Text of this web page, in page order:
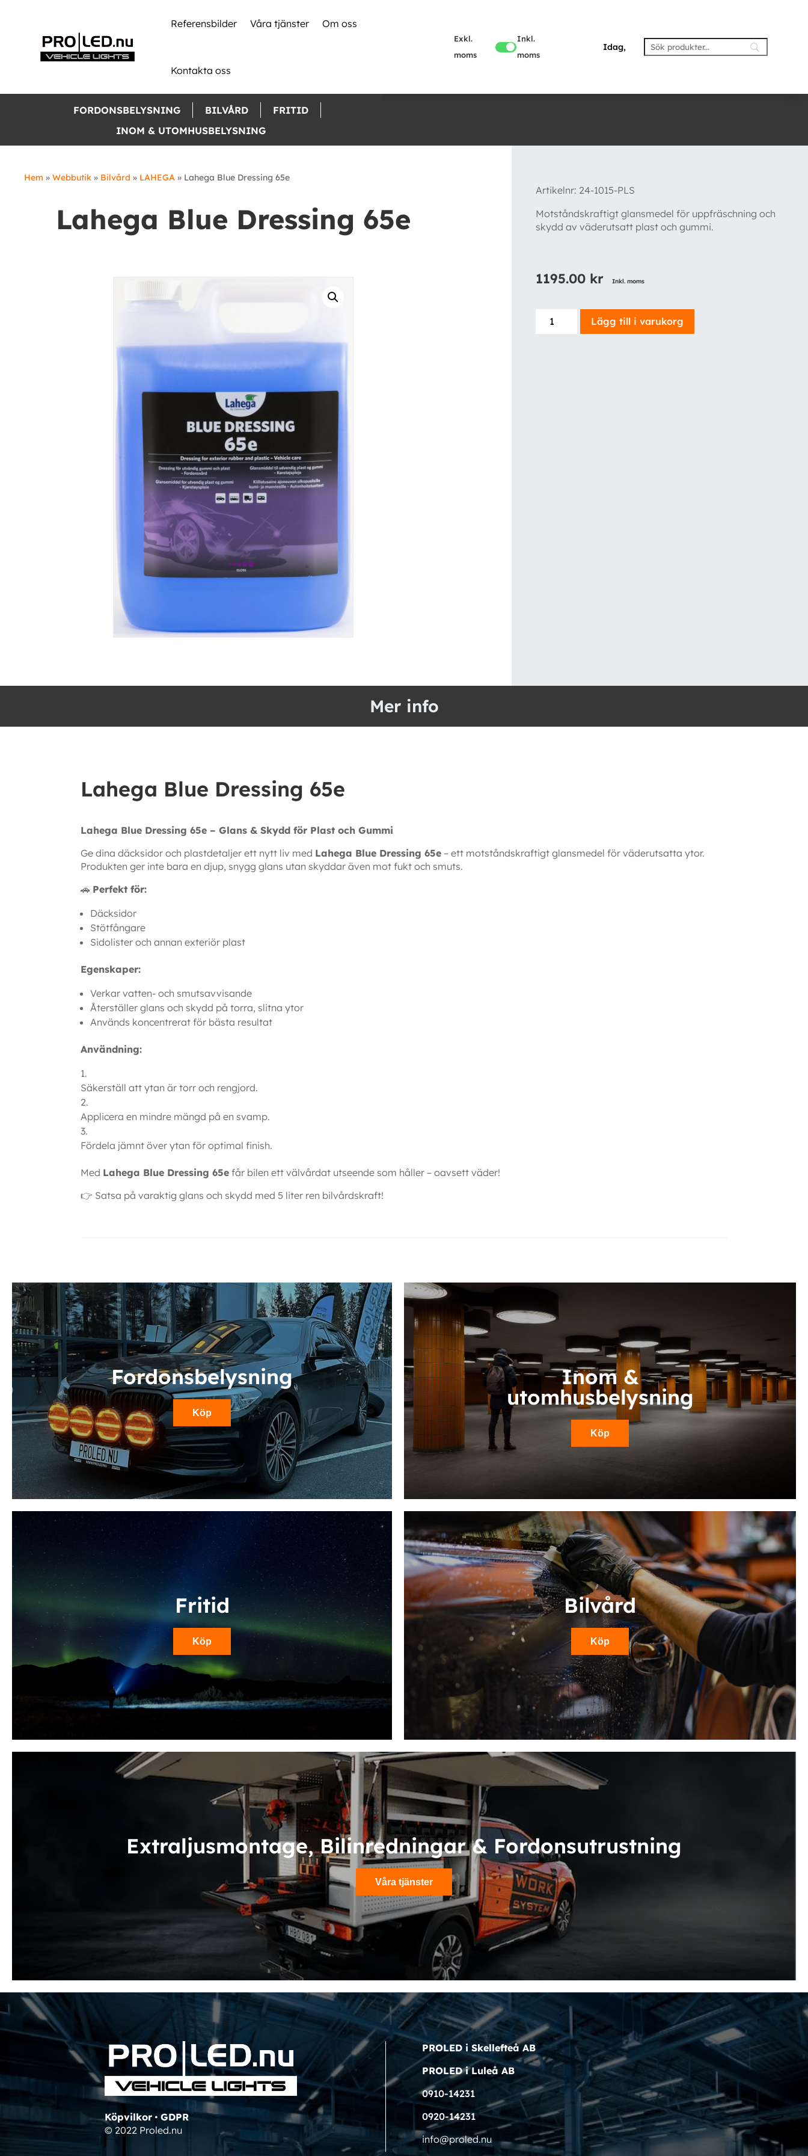
Referensbilder Våra tjänster Om oss
Kontakta oss
Exkl.
moms
Inkl.
moms
Idag,
FORDONSBELYSNING BILVÅRD
FRITID
INOM & UTOMHUSBELYSNING
Hem » Webbutik » Bilvård » LAHEGA » Lahega Blue Dressing 65e
Lahega Blue Dressing 65e
Artikelnr: 24-1015-PLS
Motståndskraftigt glansmedel för uppfräschning och
skydd av väderutsatt plast och gummi.
1195.00 kr Inkl. moms
Lahega
Lägg till i varukorg
Mer info
Lahega Blue Dressing 65e
Lahega Blue Dressing 65e – Glans & Skydd för Plast och Gummi
Ge dina däcksidor och plastdetaljer ett nytt liv med Lahega Blue Dressing 65e – ett motståndskraftigt glansmedel för väderutsatta ytor.
Produkten ger inte bara en djup, snygg glans utan skyddar även mot fukt och smuts.
🚗 Perfekt för:
Däcksidor
Stötfångare
Sidolister och annan exteriör plast
Egenskaper:
Verkar vatten- och smutsavvisande
Återställer glans och skydd på torra, slitna ytor
Används koncentrerat för bästa resultat
Användning:
Säkerställ att ytan är torr och rengjord.
Applicera en mindre mängd på en svamp.
Fördela jämnt över ytan för optimal finish.
Med Lahega Blue Dressing 65e får bilen ett välvårdat utseende som håller – oavsett väder!
👉 Satsa på varaktig glans och skydd med 5 liter ren bilvårdskraft!
Fordonsbelysning
Köp
Inom &
utomhusbelysning
Köp
Fritid
Köp
Bilvård
Köp
Extraljusmontage, Bilinredningar & Fordonsutrustning
Våra tjänster
Köpvilkor •GDPR
© 2022 Proled.nu
PROLED i Skellefteå AB
PROLED i Luleå AB
0910-14231
0920-14231
info@proled.nu